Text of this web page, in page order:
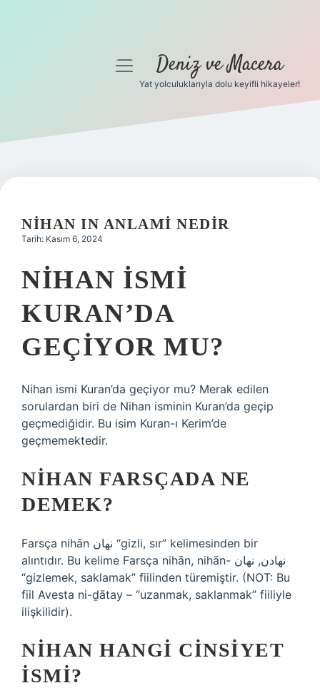
Gizlilik Politikası
Yasal Uyarı
menüyüDeniz ve Macera
Yat yolculuklarıyla dolu keyifli hikayeler!
NIHAN IN ANLAMI NEDIR
Tarih: Kasım 6, 2024
NIHAN ISMI
KURAN’DA
GEÇIYOR MU?
Nihan ismi Kuran’da geçiyor mu? Merak edilen
sorulardan biri de Nihan isminin Kuran’da geçip
geçmediğidir. Bu isim Kuran-ı Kerim’de
geçmemektedir.
NIHAN FARSÇADA NE
DEMEK?
Farsça nihān نهان “gizli, sır” kelimesinden bir
alıntıdır. Bu kelime Farsça nihān, nihān- نهادن, نهان
“gizlemek, saklamak” fiilinden türemiştir. (NOT: Bu
fiil Avesta ni-ḏātay – “uzanmak, saklanmak” fiiliyle
ilişkilidir).
NIHAN HANGI CINSIYET
ISMI?